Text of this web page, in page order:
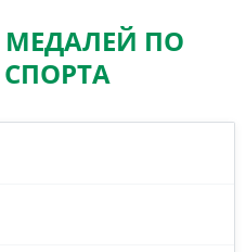
МЕДАЛЕЙ ПО
ВИДАМ СПОРТА